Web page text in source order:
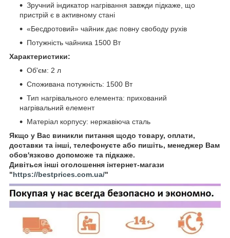
Зручний індикатор нагрівання завжди підкаже, що
пристрій є в активному стані
«Бесдротовий» чайник дає повну свободу рухів
Потужність чайника 1500 Вт
Характеристики:
Об'єм: 2 л
Споживана потужність: 1500 Вт
Тип нагрівального елемента: прихований
нагрівальний елемент
Матеріал корпусу: нержавіюча сталь
Якщо у Вас виникли питання щодо товару, оплати,
доставки та інші, телефонуєте або пишіть, менеджер Вам
обов'язково допоможе та підкаже.
Дивіться інші оголошення інтернет-магази
"https://bestprices.com.ua/"